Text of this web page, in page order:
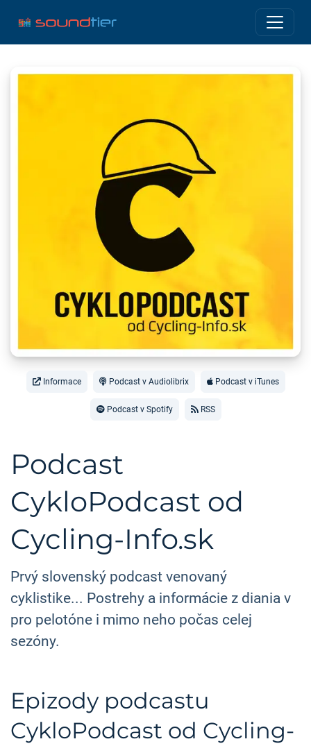
Informace Podcast v Audiolibrix Podcast v iTunes
Podcast v Spotify RSS
Podcast
CykloPodcast od
Cycling-Info.sk
Prvý slovenský podcast venovaný
cyklistike... Postrehy a informácie z diania v
pro pelotóne i mimo neho počas celej
sezóny.
Epizody podcastu
CykloPodcast od Cycling-